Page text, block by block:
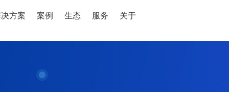
方案 案例 生态 服务 关于